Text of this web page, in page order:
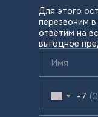
Для этого
перезвоним
ответим на
выгодное
+7